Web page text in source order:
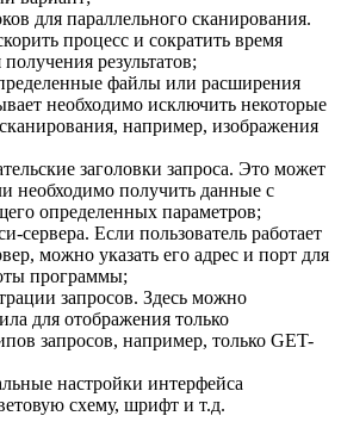
для параллельного сканирования.
процесс и сократить время
результатов;
файлы или расширения
необходимо исключить некоторые
например, изображения
заголовки запроса. Это может
необходимо получить данные с
определенных параметров;
сервера. Если пользователь работает
можно указать его адрес и порт для
программы;
запросов. Здесь можно
для отображения только
запросов, например, только GET-
настройки интерфейса
схему, шрифт и т.д.